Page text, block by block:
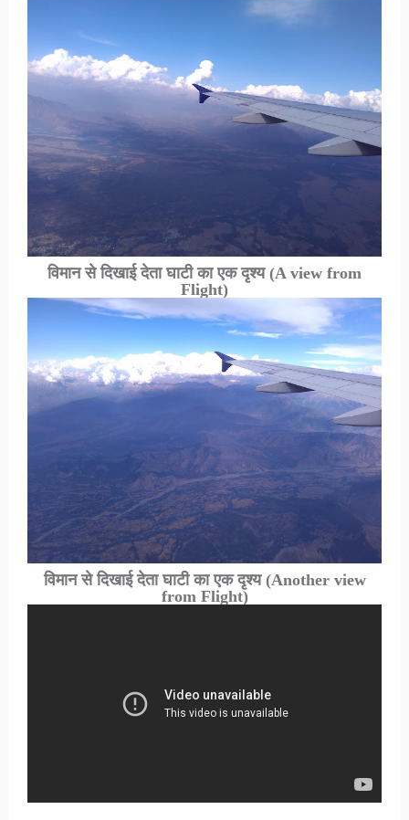
विमान से दिखाई देता घाटी का एक दृश्य (A view from
Flight)
विमान से दिखाई देता घाटी का एक दृश्य (Another view
from Flight)